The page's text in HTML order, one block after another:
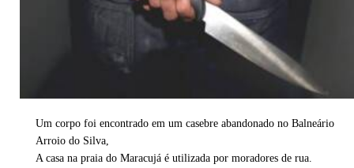
Um corpo foi encontrado em um casebre abandonado no Balneário
Arroio do Silva,
A casa na praia do Maracujá é utilizada por moradores de rua.